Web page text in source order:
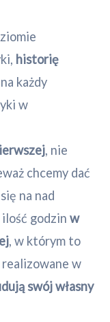
historię
każdy
w
, nie
chcemy dać
na nad
godzin w
, w którym to
w
swój własny